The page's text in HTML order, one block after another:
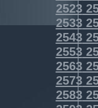
2523
2533
2543
2553
2563
2573
2583